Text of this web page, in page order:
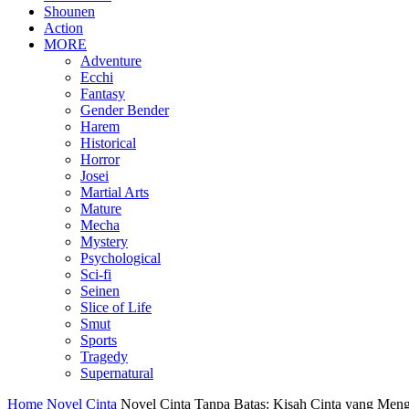
Shounen
Action
MORE
Adventure
Ecchi
Fantasy
Gender Bender
Harem
Historical
Horror
Josei
Martial Arts
Mature
Mecha
Mystery
Psychological
Sci-fi
Seinen
Slice of Life
Smut
Sports
Tragedy
Supernatural
Home Novel Cinta Novel Cinta Tanpa Batas: Kisah Cinta yang